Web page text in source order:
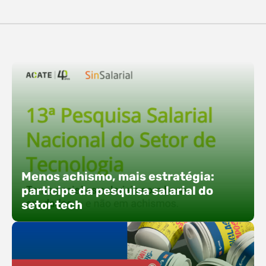
O Polo ACATE-ACIRS confirma presença na
direta: transformar o espaço em um ponto ativo
de conexões e oportunidades. Ao lado do polo, 13
empresas associadas integram o espaço tech,
que estará conectado a um dos palcos
alternativos do evento. A presença conjunta
fortalece o ecossistema e amplia…
Menos achismo, mais estratégia:
participe da pesquisa salarial do
setor tech